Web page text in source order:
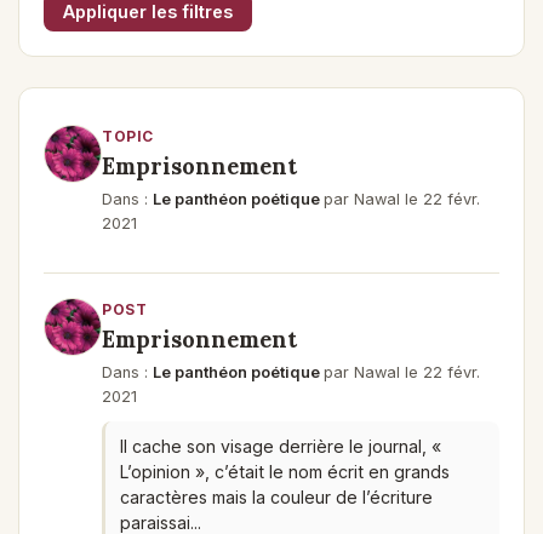
Appliquer les filtres
TOPIC
Emprisonnement
Dans : Le panthéon poétique par Nawal le 22 févr.
2021
POST
Emprisonnement
Dans : Le panthéon poétique par Nawal le 22 févr.
2021
Il cache son visage derrière le journal, «
L’opinion », c’était le nom écrit en grands
caractères mais la couleur de l’écriture
paraissai...